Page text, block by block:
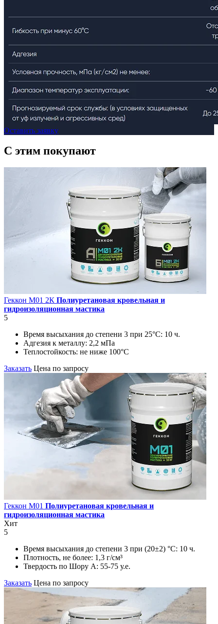
Оставить заявку
C этим покупают
Геккон М01 2К Полиуретановая кровельная и
гидроизоляционная мастика
5
Время высыхания до степени 3 при 25°С: 10 ч.
Адгезия к металлу: 2,2 мПа
Теплостойкость: не ниже 100°С
Заказать Цена по запросу
Геккон М01 Полиуретановая кровельная и
гидроизоляционная мастика
Хит
5
Время высыхания до степени 3 при (20±2) °С: 10 ч.
Плотность, не более: 1,3 г/см³
Твердость по Шору А: 55-75 у.е.
Заказать Цена по запросу